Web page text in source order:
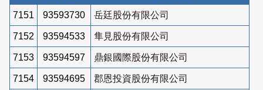
7151 93593730 岳廷股份有限公司
7152 93594533 隼見股份有限公司
7153 93594597 鼎銀國際股份有限公司
7154 93594695 郡恩投資股份有限公司